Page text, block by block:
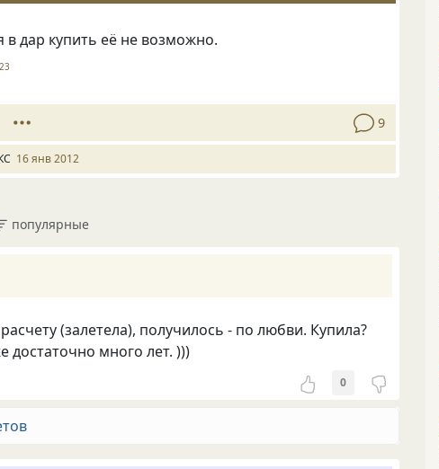
в дар купить её не возможно.
23
9
16 янв 2012
популярные
(залетела), получилось - по любви. Купила?
достаточно много лет. )))
0